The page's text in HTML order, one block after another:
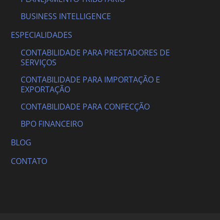
BUSINESS INTELLIGENCE
ESPECIALIDADES
CONTABILIDADE PARA PRESTADORES DE
SERVIÇOS
CONTABILIDADE PARA IMPORTAÇÃO E
EXPORTAÇÃO
CONTABILIDADE PARA CONFECÇÃO
BPO FINANCEIRO
BLOG
CONTATO